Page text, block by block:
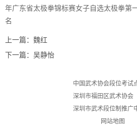
年广东省太极拳锦标赛女子自选太极拳第
名
上一篇： 魏红
下一篇： 吴静怡
中国武术协会段位考试
深圳市福田区武术协会
深圳市武术段位制推
网站地图